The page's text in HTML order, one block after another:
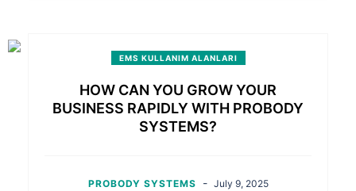
EMS KULLANIM ALANLARI
HOW CAN YOU GROW YOUR
BUSINESS RAPIDLY WITH PROBODY
SYSTEMS?
PROBODY SYSTEMS - July 9, 2025